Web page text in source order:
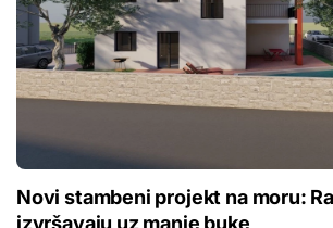
Novi stambeni projekt na moru:
izvršavaju uz manje buke